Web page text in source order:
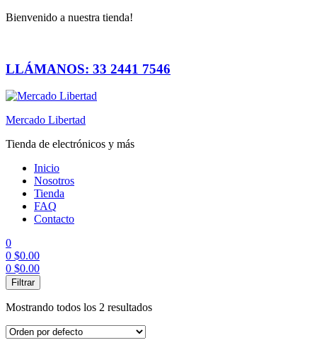
Bienvenido a nuestra tienda!
LLÁMANOS: 33 2441 7546
Mercado Libertad
Tienda de electrónicos y más
Inicio
Nosotros
Tienda
FAQ
Contacto
0
0 $0.00
0 $0.00
Menú
Filtrar
Mostrando todos los 2 resultados